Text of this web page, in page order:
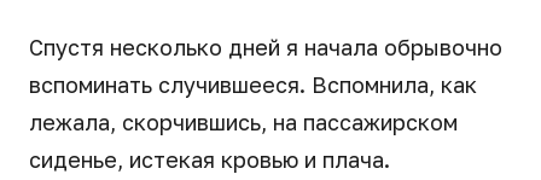
Спустя несколько дней я начала обрывочно
вспоминать случившееся. Вспомнила, как
лежала, скорчившись, на пассажирском
сиденье, истекая кровью и плача.